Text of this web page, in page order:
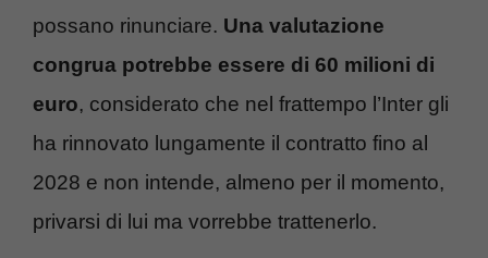
possano rinunciare. Una valutazione
congrua potrebbe essere di 60 milioni di
euro, considerato che nel frattempo l’Inter gli
ha rinnovato lungamente il contratto fino al
2028 e non intende, almeno per il momento,
privarsi di lui ma vorrebbe trattenerlo.